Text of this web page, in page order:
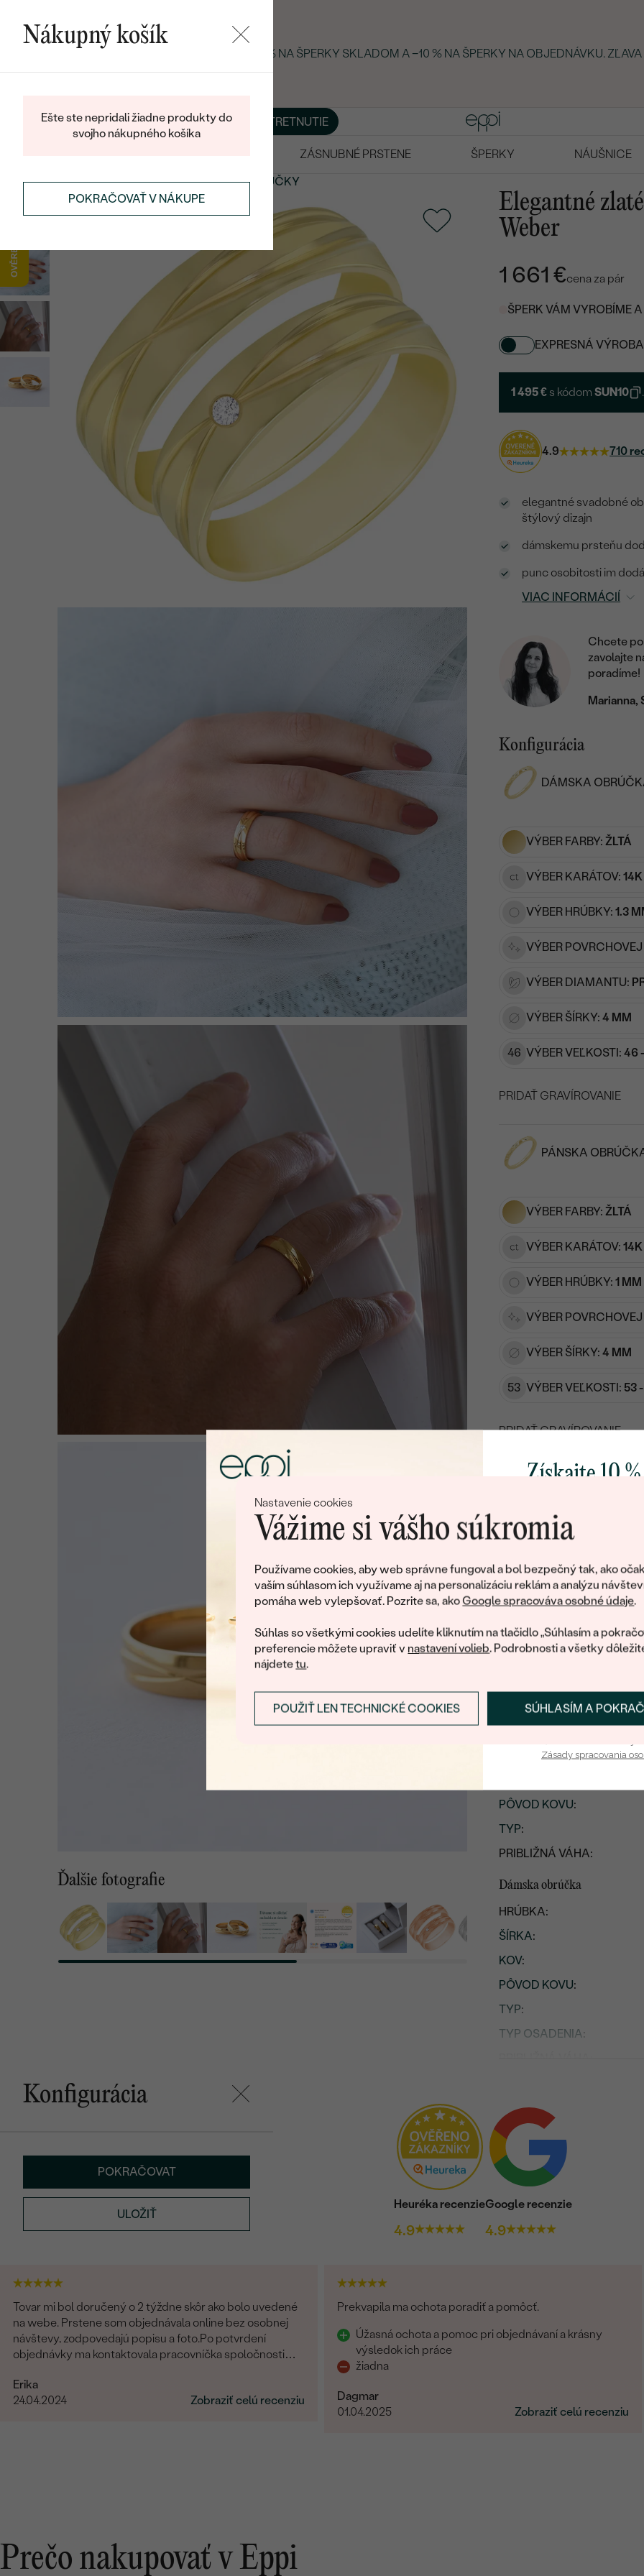
Nastavenie cookies
Vážime si vášho súkromia
Používame cookies, aby web správne fungoval a bol bezpečný tak, ako
vaším súhlasom ich využívame aj na personalizáciu reklám a analýzu
pomáha web vylepšovať. Pozrite sa, akoGoogle spracováva osobné údaje.
Súhlas so všetkými cookies udelíte kliknutím na tlačidlo „Súhlasím a
preferencie môžete upraviť v nastavení volieb. Podrobnosti a všetky
nájdetetu.
SÚHLASÍM A
POUŽIŤ LEN TECHNICKÉ COOKIES
LETNÝ BLACK FRIDAY: −25 % NA ŠPERKY SKLADOM A −10 % NA ŠPERKY NA OBJEDNÁVKU.
BLOGŠPERKY NA MIERU DOHODNÚŤ STRETNUTIE
ZÁSNUBNÉ PRSTENE ŠPERKY NÁUŠNICE
SVADOBNÉ OBRÚČKYMODERNÉSVADOBNÉ OBRÚČKY
Ďalšie fotografie
Elegantné
Weber
1 661 €cena za pár
ŠPERK VÁM VYROBÍME
EXPRESNÁ VÝROBA
1 495 € s kódomSUN10 .
4.9 710
elegantné svadobné
štýlový dizajn
dámskemu prsteňu
punc osobitosti im
VIAC INFORMÁCIÍ
Chcete
zavolajte
poradíme!
Marianna,
Konfigurácia
DÁMSKA
VÝBER FARBY: ŽLTÁ
VÝBER KARÁTOV: 14K
VÝBER HRÚBKY: 1.3
VÝBER
VÝBER DIAMANTU:
VÝBER ŠÍRKY: 4 MM
46 VÝBER VEĽKOSTI: 46
PRIDAŤ GRAVÍROVANIE
Napíšte iniciály/text
PÁNSKA
VÝBER FARBY: ŽLTÁ
VÝBER KARÁTOV: 14K
VÝBER HRÚBKY: 1 MM
VÝBER
VÝBER ŠÍRKY: 4 MM
53 VÝBER VEĽKOSTI: 53
PRIDAŤ GRAVÍROVANIE
15/ 15 ZNAKOV
Pánska obrúčka
PÔVOD KOVU:
TYP:
PRIBLIŽNÁ VÁHA:
Dámska obrúčka
HRÚBKA:
ŠÍRKA:
KOV:
PÔVOD KOVU:
TYP:
TYP OSADENIA:
DRUH:
POČET:
KARÁTOVÁ VÁHA
ROZMERY:
ČISTOTA
FARBA :
Konfigurácia
POKRAČOVAT
ULOŽIŤ
Heuréka recenzie
4.9
Google recenzie
4.9
Tovar mi bol doručený o 2 týždne skôr ako bolo uvedené
na webe. Prstene som objednávala online bez osobnej
návštevy, zodpovedajú popisu a foto.Po potvrdení
objednávky ma kontaktovala pracovníčka spoločnosti
sa o možnej výmena v prípade nevyhovujúcej veľkosti.
Príjemné vystupovanie, prístup a starostlivosť o
Erika
24.04.2024
Zobraziť celú recenziu
Prekvapila ma ochota poradiť a pomôcť.
Úžasná ochota a pomoc pri objednávaní a krásny
výsledok ich práce
žiadna
Dagmar
01.04.2025
Zobraziť celú recenziu
Prečo nakupovať v Eppi
Nákupný košík
Ešte ste nepridali žiadne produkty do
svojho nákupného košíka
POKRAČOVAŤ V NÁKUPE
Získajte 10
poctivo vyrábaných
Ako darček na
obratom pošleme
Prihlásiť sa a
Zásady spracovania